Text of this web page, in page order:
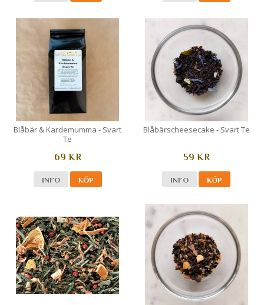
Blåbär & Kardemumma - Svart
Te
69 KR
INFO KÖP
Blåbärscheesecake - Svart Te
59 KR
INFO KÖP